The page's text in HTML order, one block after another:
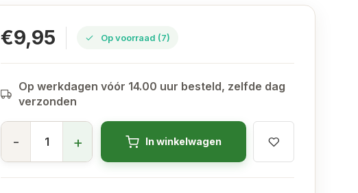
€9,95 Op voorraad (7)
Op werkdagen vóór 14.00 uur besteld, zelfde dag
verzonden
- + In winkelwagen